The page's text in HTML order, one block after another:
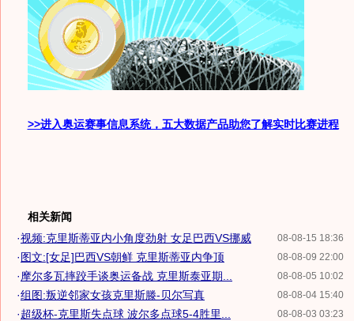
>>进入奥运赛事信息系统，五大数据产品助您了解实时比赛进程
相关新闻
08-08-15 18:36
·视频:克里斯蒂亚内小角度劲射 女足巴西VS挪威
08-08-09 22:00
·图文:[女足]巴西VS朝鲜 克里斯蒂亚内争顶
08-08-05 10:02
·摩尔多瓦摔跤手谈奥运备战 克里斯泰亚期...
08-08-04 15:40
·组图:叛逆邻家女孩克里斯滕-贝尔写真
08-08-03 03:23
·超级杯-克里斯失点球 波尔多点球5-4胜里...